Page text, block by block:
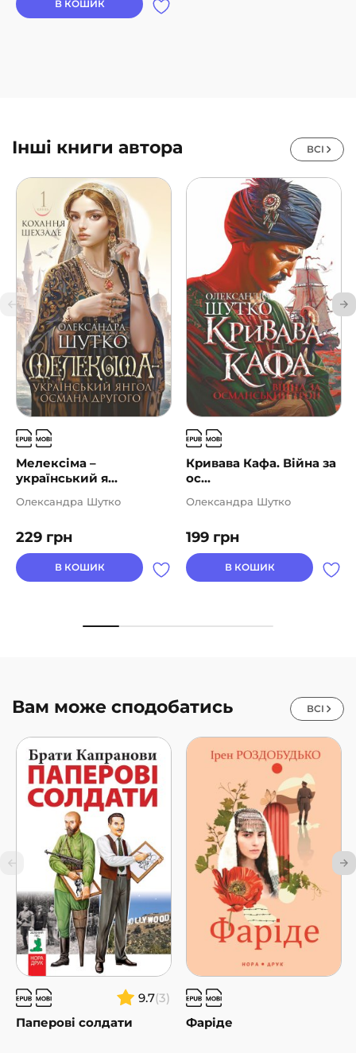
В КОШИК
Інші книги автора ВСІ
Мелексіма –
український я...
229 грн
Олександра Шутко
В КОШИК
Кривава Кафа. Війна за
ос...
199 грн
Олександра Шутко
В КОШИК
Вам може сподобатись ВСІ
9.7(3)
Паперові солдати
Фаріде